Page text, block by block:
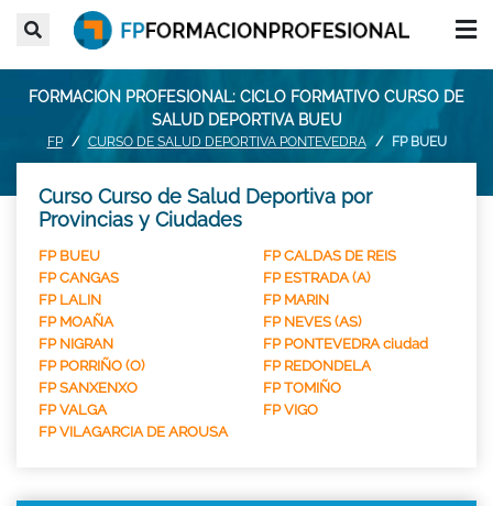
FORMACION PROFESIONAL: CICLO FORMATIVO CURSO DE
SALUD DEPORTIVA BUEU
FP CURSO DE SALUD DEPORTIVA PONTEVEDRA FP BUEU
Curso Curso de Salud Deportiva por
Provincias y Ciudades
FP BUEU
FP CALDAS DE REIS
FP CANGAS
FP ESTRADA (A)
FP LALIN
FP MARIN
FP MOAÑA
FP NEVES (AS)
FP NIGRAN
FP PONTEVEDRA ciudad
FP PORRIÑO (O)
FP REDONDELA
FP SANXENXO
FP TOMIÑO
FP VALGA
FP VIGO
FP VILAGARCIA DE AROUSA